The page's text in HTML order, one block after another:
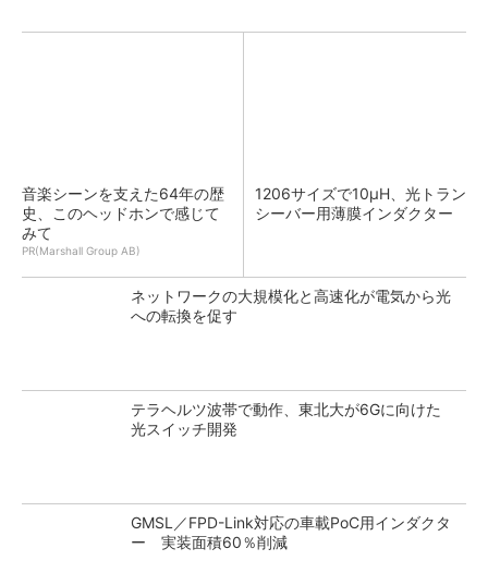
音楽シーンを支えた64年の歴
史、このヘッドホンで感じて
みて
PR(Marshall Group AB)
1206サイズで10μH、光トラン
シーバー用薄膜インダクター
ネットワークの大規模化と高速化が電気から光
への転換を促す
テラヘルツ波帯で動作、東北大が6Gに向けた
光スイッチ開発
GMSL／FPD-Link対応の車載PoC用インダクタ
ー 実装面積60％削減